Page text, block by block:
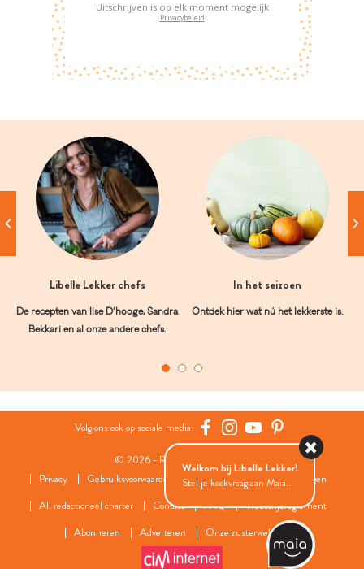
Uitschrijven is op elk moment mogelijk
Privacybeleid
Libelle Lekker chefs
De recepten van Ilse D’hooge, Sandra
Bekkari en al onze andere chefs.
In het seizoen
Ontdek hier wat nú het lekkerste is.
Volg ons ook op sociale media:
© 2026 - Roularta Media Group
Privacy
Gebruiksvoorwaarden Cookies
Cookies instellingen
AI: redactioneel charter
Contact FAQ
Wedstrijdreglement
Abonneren
Adverteren Onze zusterwebsites
Welkom bij Libelle Lekker!
Stel je kookvraag aan Maia...